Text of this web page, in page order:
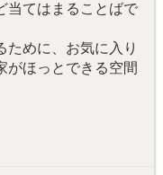
当てはまることばで
ために、お気に入り
がほっとできる空間